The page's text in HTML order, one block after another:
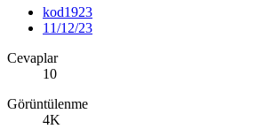
kod1923
11/12/23
Cevaplar
10
Görüntülenme
4K